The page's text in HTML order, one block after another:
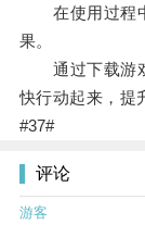
在使用过程中
果。
通过下载游戏
快行动起来，提
#37#
评论
游客